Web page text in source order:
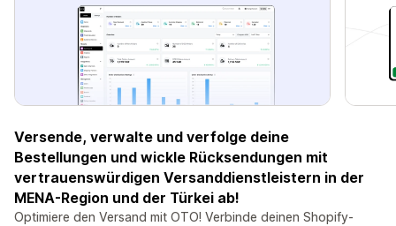
Versende, verwalte und verfolge deine
Bestellungen und wickle Rücksendungen mit
vertrauenswürdigen Versanddienstleistern in der
MENA-Region und der Türkei ab!
Optimiere den Versand mit OTO! Verbinde deinen Shopify-